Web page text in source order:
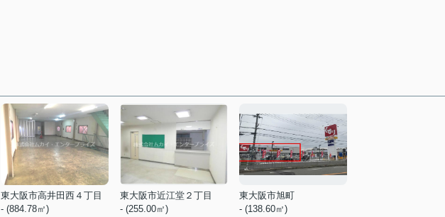
東大阪市高井田西４丁目
- (884.78㎡)
東大阪市近江堂２丁目
- (255.00㎡)
東大阪市旭町
- (138.60㎡)